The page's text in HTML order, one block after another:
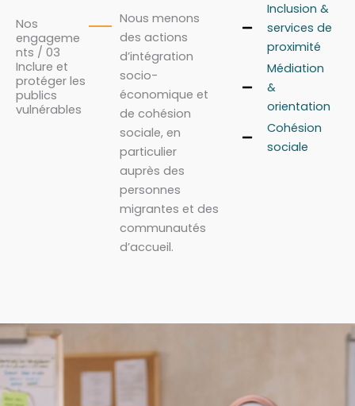
Nos
engageme
nts / 03
Inclure et
protéger les
publics
vulnérables
Nous menons
des actions
d’intégration
socio-
économique et
de cohésion
sociale, en
particulier
auprès des
personnes
migrantes et des
communautés
d’accueil.
Inclusion &
services de
proximité
Médiation
&
orientation
Cohésion
sociale